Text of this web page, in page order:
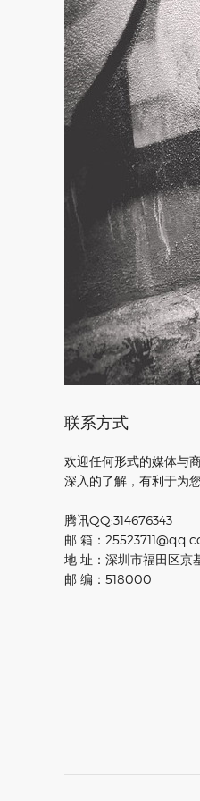
联系方式
欢迎任何形式的媒体与
深入的了解，有利于为
腾讯QQ:314676343
邮 箱：
地 址：深圳市福田区京
邮 编：518000